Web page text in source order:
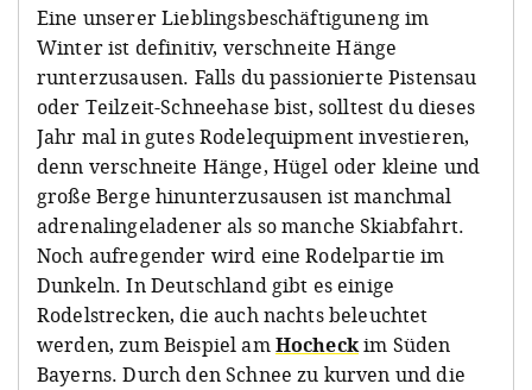
Eine unserer Lieblingsbeschäftiguneng im
Winter ist definitiv, verschneite Hänge
runterzusausen. Falls du passionierte Pistensau
oder Teilzeit-Schneehase bist, solltest du dieses
Jahr mal in gutes Rodelequipment investieren,
denn verschneite Hänge, Hügel oder kleine und
große Berge hinunterzusausen ist manchmal
adrenalingeladener als so manche Skiabfahrt.
Noch aufregender wird eine Rodelpartie im
Dunkeln. In Deutschland gibt es einige
Rodelstrecken, die auch nachts beleuchtet
werden, zum Beispiel amHocheckim Süden
Bayerns. Durch den Schnee zu kurven und die